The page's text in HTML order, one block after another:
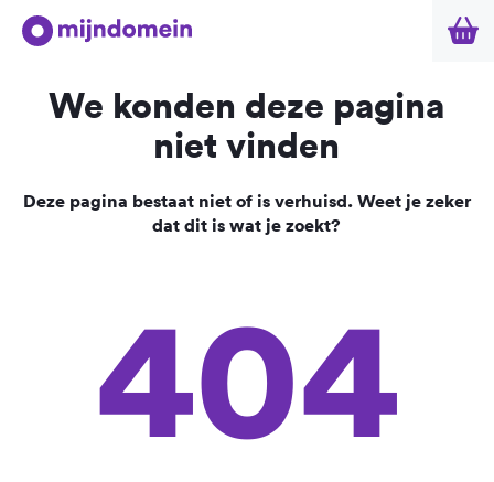
We konden deze pagina
niet vinden
Deze pagina bestaat niet of is verhuisd. Weet je zeker
dat dit is wat je zoekt?
404